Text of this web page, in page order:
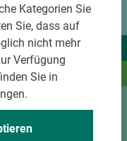
Kategorien Sie
Sie, dass auf
nicht mehr
Verfügung
Sie in